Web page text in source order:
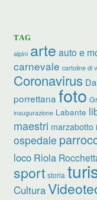
TAG
alpini arte auto e
carnevale cartoline di
Coronavirus
porrettana foto
inaugurazione Labante
maestri marzabotto
ospedale
loco Riola
sport storia
Cultura